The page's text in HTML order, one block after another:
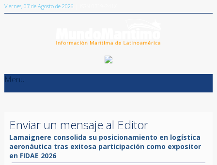
Viernes, 07 de Agosto de 2026
Menu
Enviar un mensaje al Editor
Lamaignere consolida su posicionamiento en logística
aeronáutica tras exitosa participación como expositor
en FIDAE 2026